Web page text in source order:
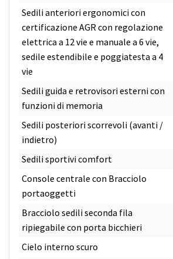
Sedili anteriori ergonomici con
certificazione AGR con regolazione
elettrica a 12 vie e manuale a 6 vie,
sedile estendibile e poggiatesta a 4
vie
Sedili guida e retrovisori esterni con
funzioni di memoria
Sedili posteriori scorrevoli (avanti /
indietro)
Sedili sportivi comfort
Console centrale con Bracciolo
portaoggetti
Bracciolo sedili seconda fila
ripiegabile con porta bicchieri
Cielo interno scuro